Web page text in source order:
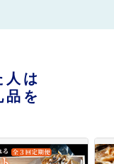
人は
品を